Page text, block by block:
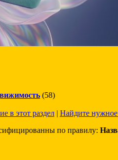
(58)
в этот раздел| Найдите
по правилу: